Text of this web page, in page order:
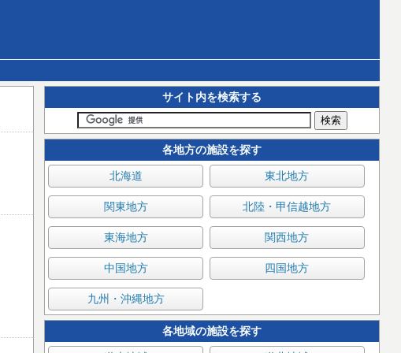
サイト内を検索する
各地方の施設を探す
北海道 東北地方
関東地方 北陸・甲信越地方
東海地方 関西地方
中国地方 四国地方
九州・沖縄地方
各地域の施設を探す